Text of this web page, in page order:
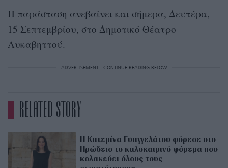
H παράσταση ανεβαίνει και σήμερα, Δευτέρα,
15 Σεπτεμβρίου, στο Δημοτικό Θέατρο
Λυκαβηττού.
ADVERTISEMENT - CONTINUE READING BELOW
RELATED STORY
Η Κατερίνα Ευαγγελάτου φόρεσε στο
Ηρώδειο το καλοκαιρινό φόρεμα που
κολακεύει όλους τους